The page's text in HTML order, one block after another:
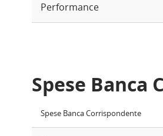
Performance
Spese Banca
Spese Banca Corrispondente